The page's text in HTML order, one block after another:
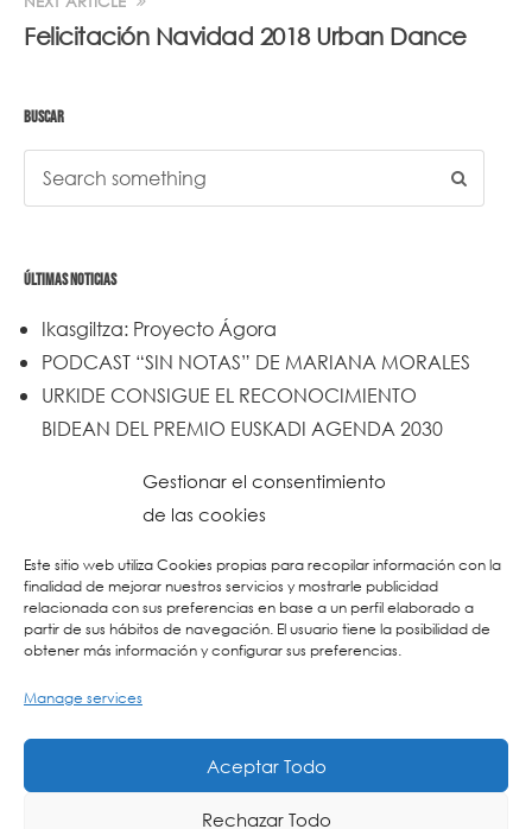
Gestionar el consentimiento
de las cookies
Este sitio web utiliza Cookies propias para recopilar información con la
finalidad de mejorar nuestros servicios y mostrarle publicidad
relacionada con sus preferencias en base a un perfil elaborado a
partir de sus hábitos de navegación. El usuario tiene la posibilidad de
obtener más información y configurar sus preferencias.
Manage services
Aceptar Todo
Rechazar Todo
Felicitación Navidad 2018 Urban Dance
BUSCAR
ÚLTIMAS NOTICIAS
Ikasgiltza: Proyecto Ágora
PODCAST “SIN NOTAS” DE MARIANA MORALES
URKIDE CONSIGUE EL RECONOCIMIENTO
BIDEAN DEL PREMIO EUSKADI AGENDA 2030
Urkide en Cadena SER